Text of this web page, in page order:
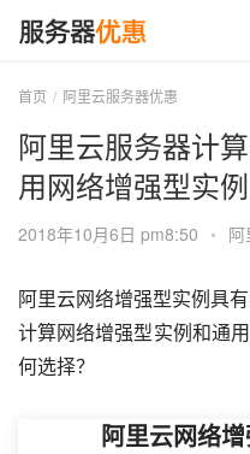
首页 阿里云服务器优惠
阿里云服务器计
用网络增强型实例
2018年10月6日 pm8:50 •
阿里云网络增强型实例具
计算网络增强型实例和通
何选择？
阿里云网络